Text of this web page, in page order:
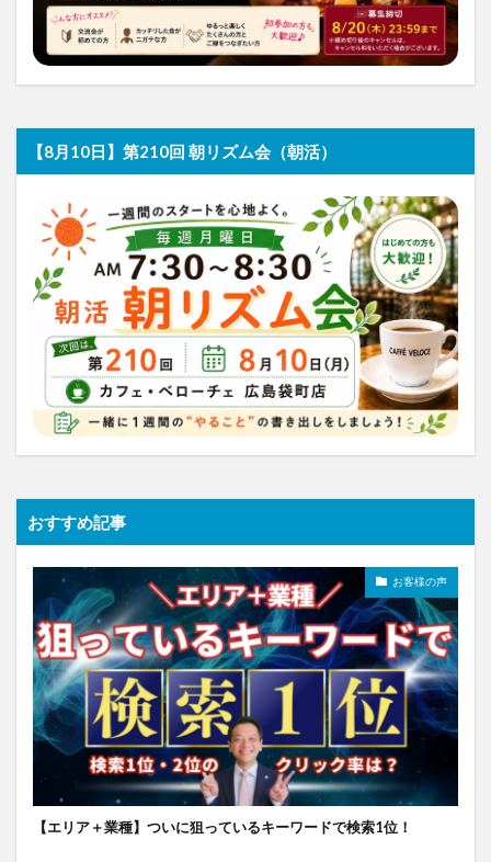
【8月10日】第210回 朝リズム会（朝活）
おすすめ記事
お客様の声
【エリア＋業種】ついに狙っているキーワードで検索1位！